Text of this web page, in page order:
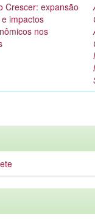
Crescer: expansão
impactos
nos